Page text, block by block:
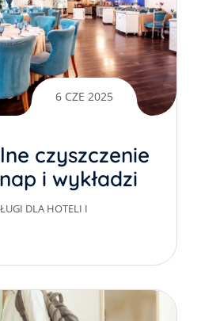
6 CZE 2025
czyszczenie
i wykładzin
DLA HOTELI I